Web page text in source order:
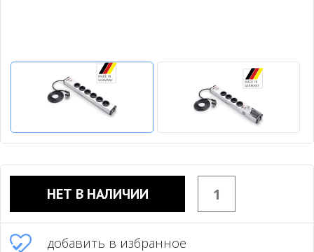
НЕТ В НАЛИЧИИ
добавить в избранное